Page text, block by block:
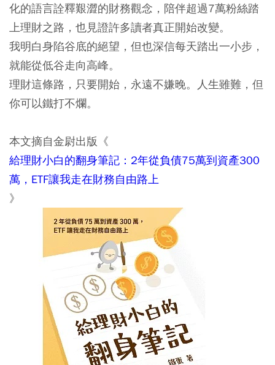
化的語言詮釋艱澀的財務觀念，陪伴超過7萬粉絲踏
上理財之路，也見證許多讀者真正開始改變。
我明白身陷谷底的絕望，但也深信每天踏出一小步，
就能從低谷走向高峰。
理財這條路，只要開始，永遠不嫌晚。人生雖難，但
你可以鐵打不爛。
本文摘自金尉出版《
給理財小白的翻身筆記：2年從負債75萬到資產300
萬，ETF讓我走在財務自由路上
》